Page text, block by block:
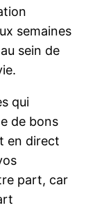
semaines
sein de
qui
de bons
en direct
part, car